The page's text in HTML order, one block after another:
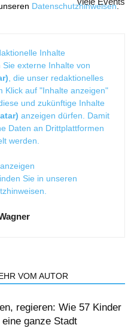
Datenschutzhinweisen.
Inhalte
externe Inhalte von
, die unser redaktionelles
Klick auf "Inhalte anzeigen"
und zukünftige Inhalte
anzeigen dürfen. Damit
Daten an Drittplattformen
werden.
Sie in unseren
VOM AUTOR
regieren: Wie 57 Kinder
ganze Stadt